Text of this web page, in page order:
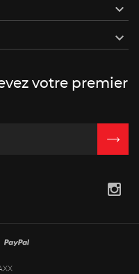


votre premier